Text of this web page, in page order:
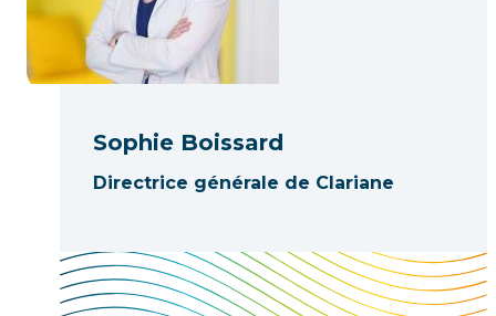
Sophie Boissard
Directrice générale de Clariane